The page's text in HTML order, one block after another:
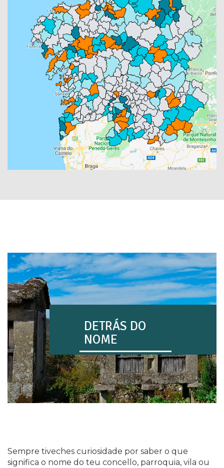
DETRÁS DO
NOME
Sempre tiveches curiosidade por saber o que
significa o nome do teu concello, parroquia, vila ou